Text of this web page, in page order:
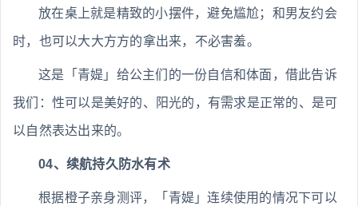
放在桌上就是精致的小摆件，避免尴尬；和男友约会
时，也可以大大方方的拿出来，不必害羞。
这是「青媞」给公主们的一份自信和体面，借此告诉
我们：性可以是美好的、阳光的，有需求是正常的、是可
以自然表达出来的。
04、续航持久防水有术
根据橙子亲身测评，「青媞」连续使用的情况下可以